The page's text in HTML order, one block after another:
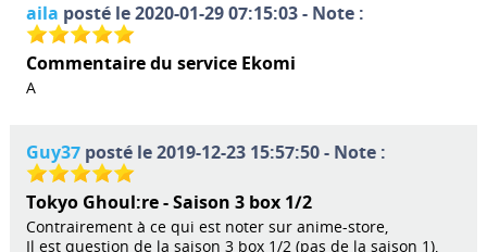
aila posté le 2020-01-29 07:15:03 - Note :
Commentaire du service Ekomi
A
Guy37posté le 2019-12-23 15:57:50 - Note :
Tokyo Ghoul:re - Saison 3 box 1/2
Contrairement à ce qui est noter sur anime-store,
Il est question de la saison 3 box 1/2 (pas de la saison 1),